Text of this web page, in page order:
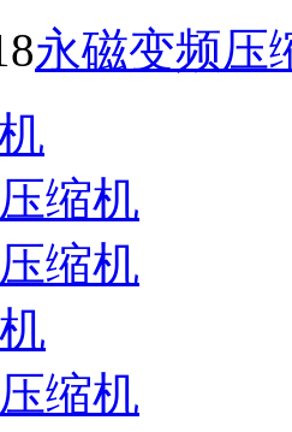
永磁变频压
缩机
缩机
缩机